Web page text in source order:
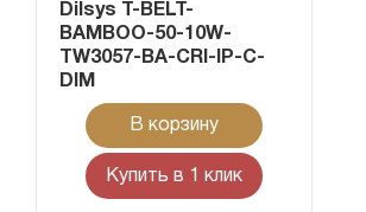
Dilsys T-BELT-
BAMBOO-50-10W-
TW3057-BA-CRI-IP-C-
DIM
В корзину
Купить в 1 клик